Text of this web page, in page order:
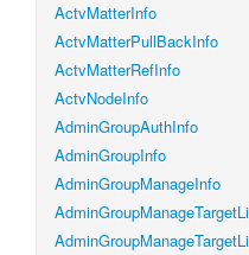
ActvMatterInfo
ActvMatterPullBackInfo
ActvMatterRefInfo
ActvNodeInfo
AdminGroupAuthInfo
AdminGroupInfo
AdminGroupManageInfo